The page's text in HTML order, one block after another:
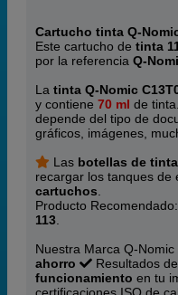
Cartucho tinta Q-
Este cartucho de tinta
por la referencia Q-
La tinta Q-Nomic
y contiene 70 ml de
depende del tipo de
gráficos, imágenes,
Las botellas de tinta
recargar los tanques de
cartuchos
Producto Recomendado:
113
Nuestra Marca Q-Nomic
ahorro
Resultados
funcionamiento en tu